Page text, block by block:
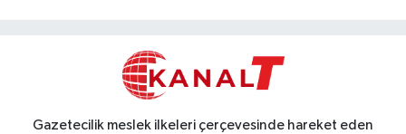
Gazetecilik meslek ilkeleri çerçevesinde hareket eden